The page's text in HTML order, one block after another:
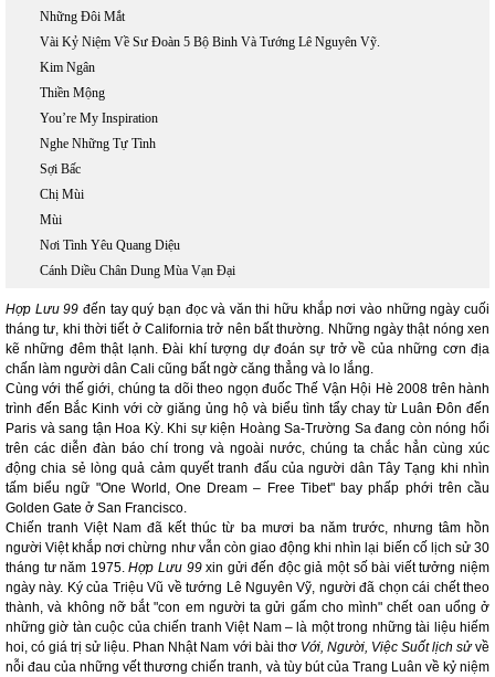
Những Đôi Mắt
Vài Kỷ Niệm Về Sư Đoàn 5 Bộ Binh Và Tướng Lê Nguyên Vỹ.
Kim Ngân
Thiền Mộng
You’re My Inspiration
Nghe Những Tự Tình
Sợi Bấc
Chị Mùi
Mùi
Nơi Tình Yêu Quang Diệu
Cánh Diều Chân Dung Mùa Vạn Đại
Hợp Lưu 99 đến tay quý bạn đọc và văn thi hữu khắp nơi vào những ngày cuối
tháng tư, khi thời tiết ở California trở nên bất thường. Những ngày thật nóng xen
kẽ những đêm thật lạnh. Đài khí tượng dự đoán sự trở về của những cơn địa
chấn làm người dân Cali cũng bất ngờ căng thẳng và lo lắng.
Cùng với thế giới, chúng ta dõi theo ngọn đuốc Thế Vận Hội Hè 2008 trên hành
trình đến Bắc Kinh với cờ giăng ủng hộ và biểu tình tẩy chay từ Luân Đôn đến
Paris và sang tận Hoa Kỳ. Khi sự kiện Hoàng Sa-Trường Sa đang còn nóng hổi
trên các diễn đàn báo chí trong và ngoài nước, chúng ta chắc hẳn cùng xúc
động chia sẻ lòng quả cảm quyết tranh đấu của người dân Tây Tạng khi nhìn
tấm biểu ngữ "One World, One Dream – Free Tibet" bay phấp phới trên cầu
Golden Gate ở San Francisco.
Chiến tranh Việt Nam đã kết thúc từ ba mươi ba năm trước, nhưng tâm hồn
người Việt khắp nơi chừng như vẫn còn giao động khi nhìn lại biến cố lịch sử 30
tháng tư năm 1975.Hợp Lưu 99xin gửi đến độc giả một số bài viết tưởng niệm
ngày này. Ký của Triệu Vũ về tướng Lê Nguyên Vỹ, người đã chọn cái chết theo
thành, và không nỡ bắt "con em người ta gửi gấm cho mình" chết oan uổng ở
những giờ tàn cuộc của chiến tranh Việt Nam – là một trong những tài liệu hiếm
hoi, có giá trị sử liệu. Phan Nhật Nam với bài thơ Với, Người, Việc Suốt lịch sửvề
nỗi đau của những vết thương chiến tranh, và tùy bút của Trang Luân về kỷ niệm